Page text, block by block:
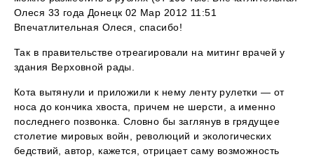
Олеся 33 года Донецк 02 Мар 2012 11:51
Впечатлительная Олеся, спасибо!
Так в правительстве отреагировали на митинг врачей у
здания Верховной рады.
Кота вытянули и приложили к нему ленту рулетки — от
носа до кончика хвоста, причем не шерсти, а именно
последнего позвонка. Словно бы заглянув в грядущее
столетие мировых войн, революций и экологических
бедствий, автор, кажется, отрицает саму возможность